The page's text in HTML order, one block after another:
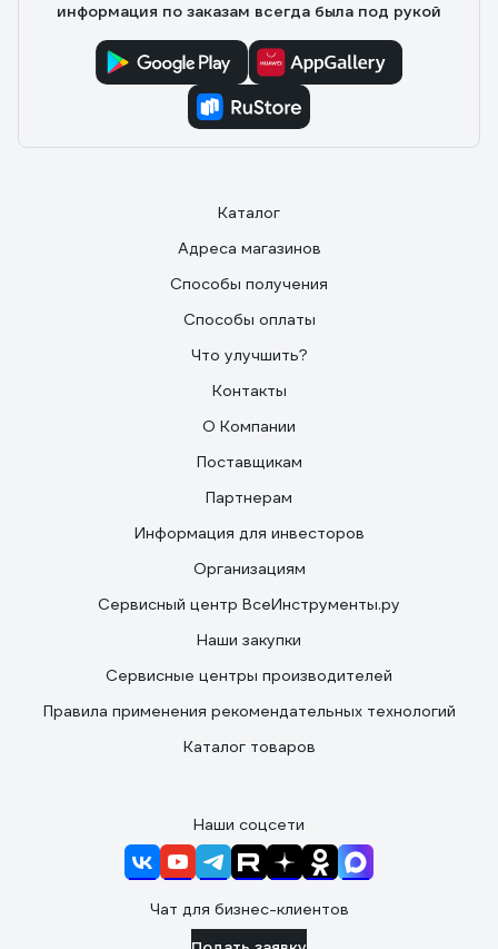
информация по заказам всегда была под рукой
Каталог
Адреса магазинов
Способы получения
Способы оплаты
Что улучшить?
Контакты
О Компании
Поставщикам
Партнерам
Информация для инвесторов
Организациям
Сервисный центр ВсеИнструменты.ру
Наши закупки
Сервисные центры производителей
Правила применения рекомендательных технологий
Каталог товаров
Наши соцсети
Чат для бизнес-клиентов